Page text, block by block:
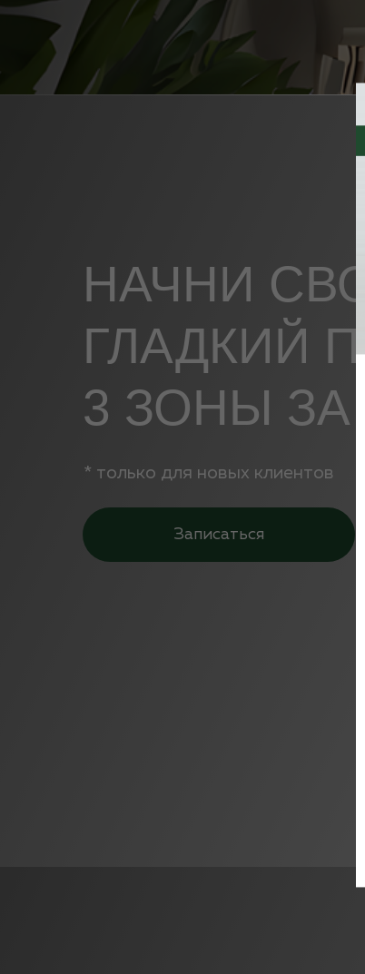
* только для новых клиентов
Записаться
НАЧНИ
ГЛАДКИЙ
3 ЗОНЫ ЗА